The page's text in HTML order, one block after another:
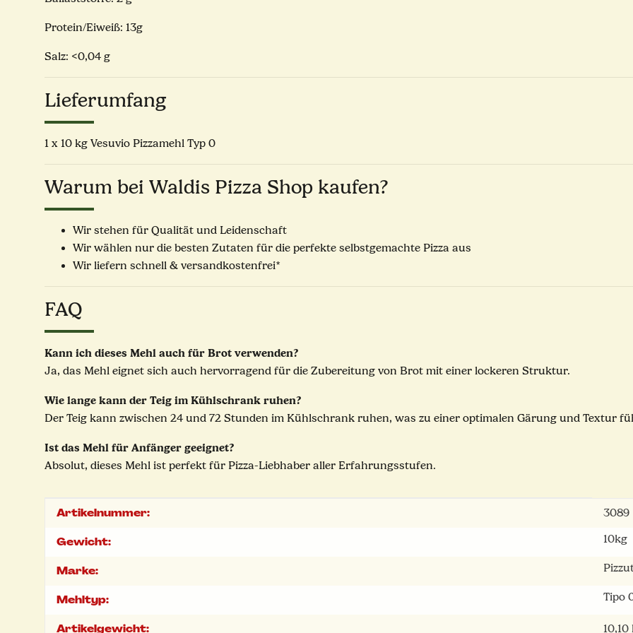
Protein/Eiweiß: 13g
Salz: <0,04 g
Lieferumfang
1 x 10 kg Vesuvio Pizzamehl Typ 0
Warum bei Waldis Pizza Shop kaufen?
Wir stehen für Qualität und Leidenschaft
Wir wählen nur die besten Zutaten für die perfekte selbstgemachte Pizza aus
Wir liefern schnell & versandkostenfrei*
FAQ
Kann ich dieses Mehl auch für Brot verwenden?
Ja, das Mehl eignet sich auch hervorragend für die Zubereitung von Brot mit einer lockeren Struktur.
Wie lange kann der Teig im Kühlschrank ruhen?
Der Teig kann zwischen 24 und 72 Stunden im Kühlschrank ruhen, was zu einer optimalen Gärung und Textur
Ist das Mehl für Anfänger geeignet?
Absolut, dieses Mehl ist perfekt für Pizza-Liebhaber aller Erfahrungsstufen.
Produkteigenschaft
Wert
Artikelnummer: 3089
Gewicht: 10kg
Marke:
Mehltyp: Tipo
Artikelgewicht: 10,10